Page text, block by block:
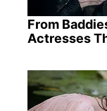
From
Actresses